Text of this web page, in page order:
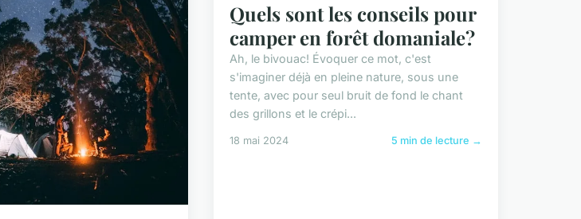
Quels sont les conseils pour
camper en forêt domaniale?
Ah, le bivouac! Évoquer ce mot, c'est
s'imaginer déjà en pleine nature, sous une
tente, avec pour seul bruit de fond le chant
des grillons et le crépi...
18 mai 2024 5 min de lecture →